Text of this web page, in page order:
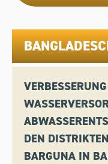
DEN
BARGUNA IN